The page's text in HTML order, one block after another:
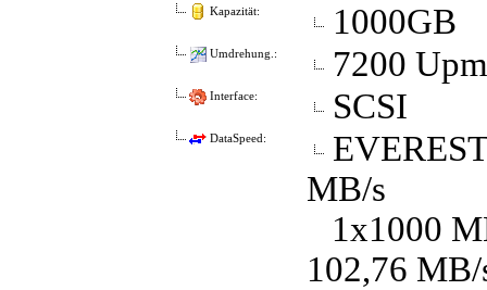
Kapazität: 1000GB
Umdrehung.: 7200 Upm
Interface: SCSI
DataSpeed:
MB/s
1x1000
102,76 MB/